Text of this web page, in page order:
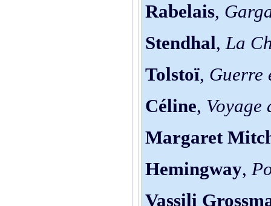
Rabelais,
Stendhal,La
Tolstoï, Guerre
Céline, Voyage
Margaret
Hemingway,
Vassili